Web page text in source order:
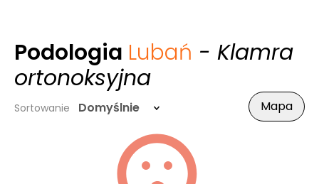
Podologia Lubań - Klamra
ortonoksyjna
Sortowanie Domyślnie Mapa